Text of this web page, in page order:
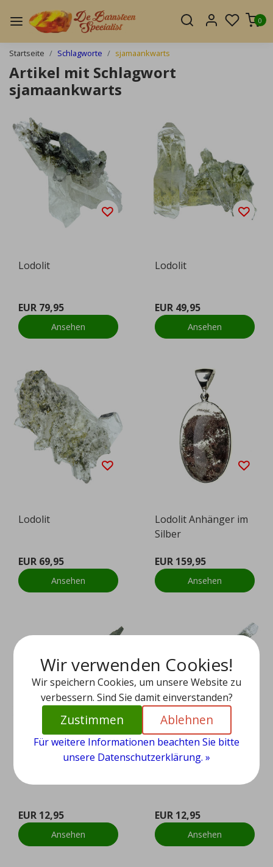
0
Startseite Schlagworte sjamaankwarts
Artikel mit Schlagwort
sjamaankwarts
Lodolit
EUR 79,95
Ansehen
Lodolit
EUR 49,95
Ansehen
Lodolit
EUR 69,95
Ansehen
Lodolit Anhänger im
Silber
EUR 159,95
Ansehen
EUR 12,95
Ansehen
EUR 12,95
Ansehen
Wir verwenden Cookies!
Wir speichern Cookies, um unsere Website zu
verbessern. Sind Sie damit einverstanden?
Zustimmen Ablehnen
Für weitere Informationen beachten Sie bitte
unsere Datenschutzerklärung. »